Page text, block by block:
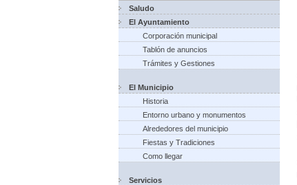
Saludo
El Ayuntamiento
Corporación municipal
Tablón de anuncios
Trámites y Gestiones
El Municipio
Historia
Entorno urbano y monumentos
Alrededores del municipio
Fiestas y Tradiciones
Como llegar
Servicios